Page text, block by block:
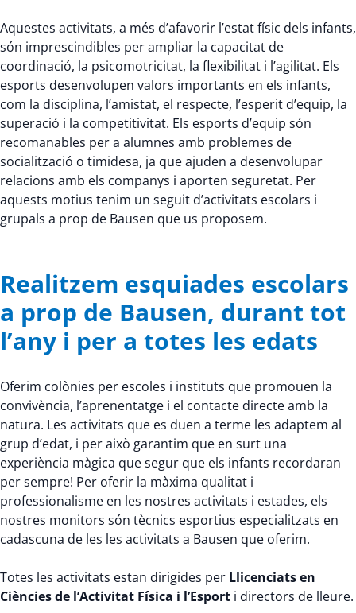
Aquestes activitats, a més d’afavorir l’estat físic dels infants,
són imprescindibles per ampliar la capacitat de
coordinació, la psicomotricitat, la flexibilitat i l’agilitat. Els
esports desenvolupen valors importants en els infants,
com la disciplina, l’amistat, el respecte, l’esperit d’equip, la
superació i la competitivitat. Els esports d’equip són
recomanables per a alumnes amb problemes de
socialització o timidesa, ja que ajuden a desenvolupar
relacions amb els companys i aporten seguretat. Per
aquests motius tenim un seguit d’activitats escolars i
grupals a prop de Bausen que us proposem.
Realitzem esquiades escolars
a prop de Bausen, durant tot
l’any i per a totes les edats
Oferim colònies per escoles i instituts que promouen la
convivència, l’aprenentatge i el contacte directe amb la
natura. Les activitats que es duen a terme les adaptem al
grup d’edat, i per això garantim que en surt una
experiència màgica que segur que els infants recordaran
per sempre! Per oferir la màxima qualitat i
professionalisme en les nostres activitats i estades, els
nostres monitors són tècnics esportius especialitzats en
cadascuna de les les activitats a Bausen que oferim.
Totes les activitats estan dirigides per Llicenciats en
Ciències de l’Activitat Física i l’Esport i directors de lleure.